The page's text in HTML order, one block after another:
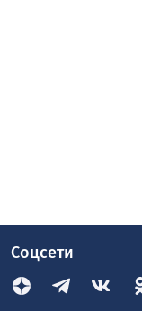
Соцсети